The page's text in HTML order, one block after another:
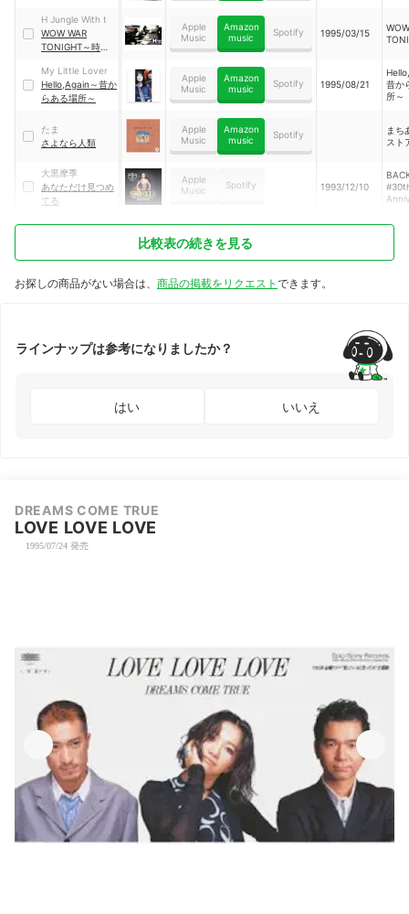
ど
H Jungle With t
WOW WAR
TONIGHT～時に
メント～
Apple
Music
Amazon
music
Spotify 1995/03/15
My Little Lover
Hello,Again～昔か
らある場所～
Apple
Music
Amazon
music
Spotify 1995/08/21
昔か
所～
たま
さよなら人類
Apple
Music
Amazon
music
Spotify
まち
スト
大黒摩季
あなただけ見つめ
てる
Apple
Music
Spotify 1993/12/10
比較表の続きを見る
お探しの商品がない場合は、 商品の掲載をリクエスト できます。
ラインナップは参考になりましたか？
はい いいえ
DREAMS COME TRUE
LOVE LOVE LOVE
1995/07/24 発売